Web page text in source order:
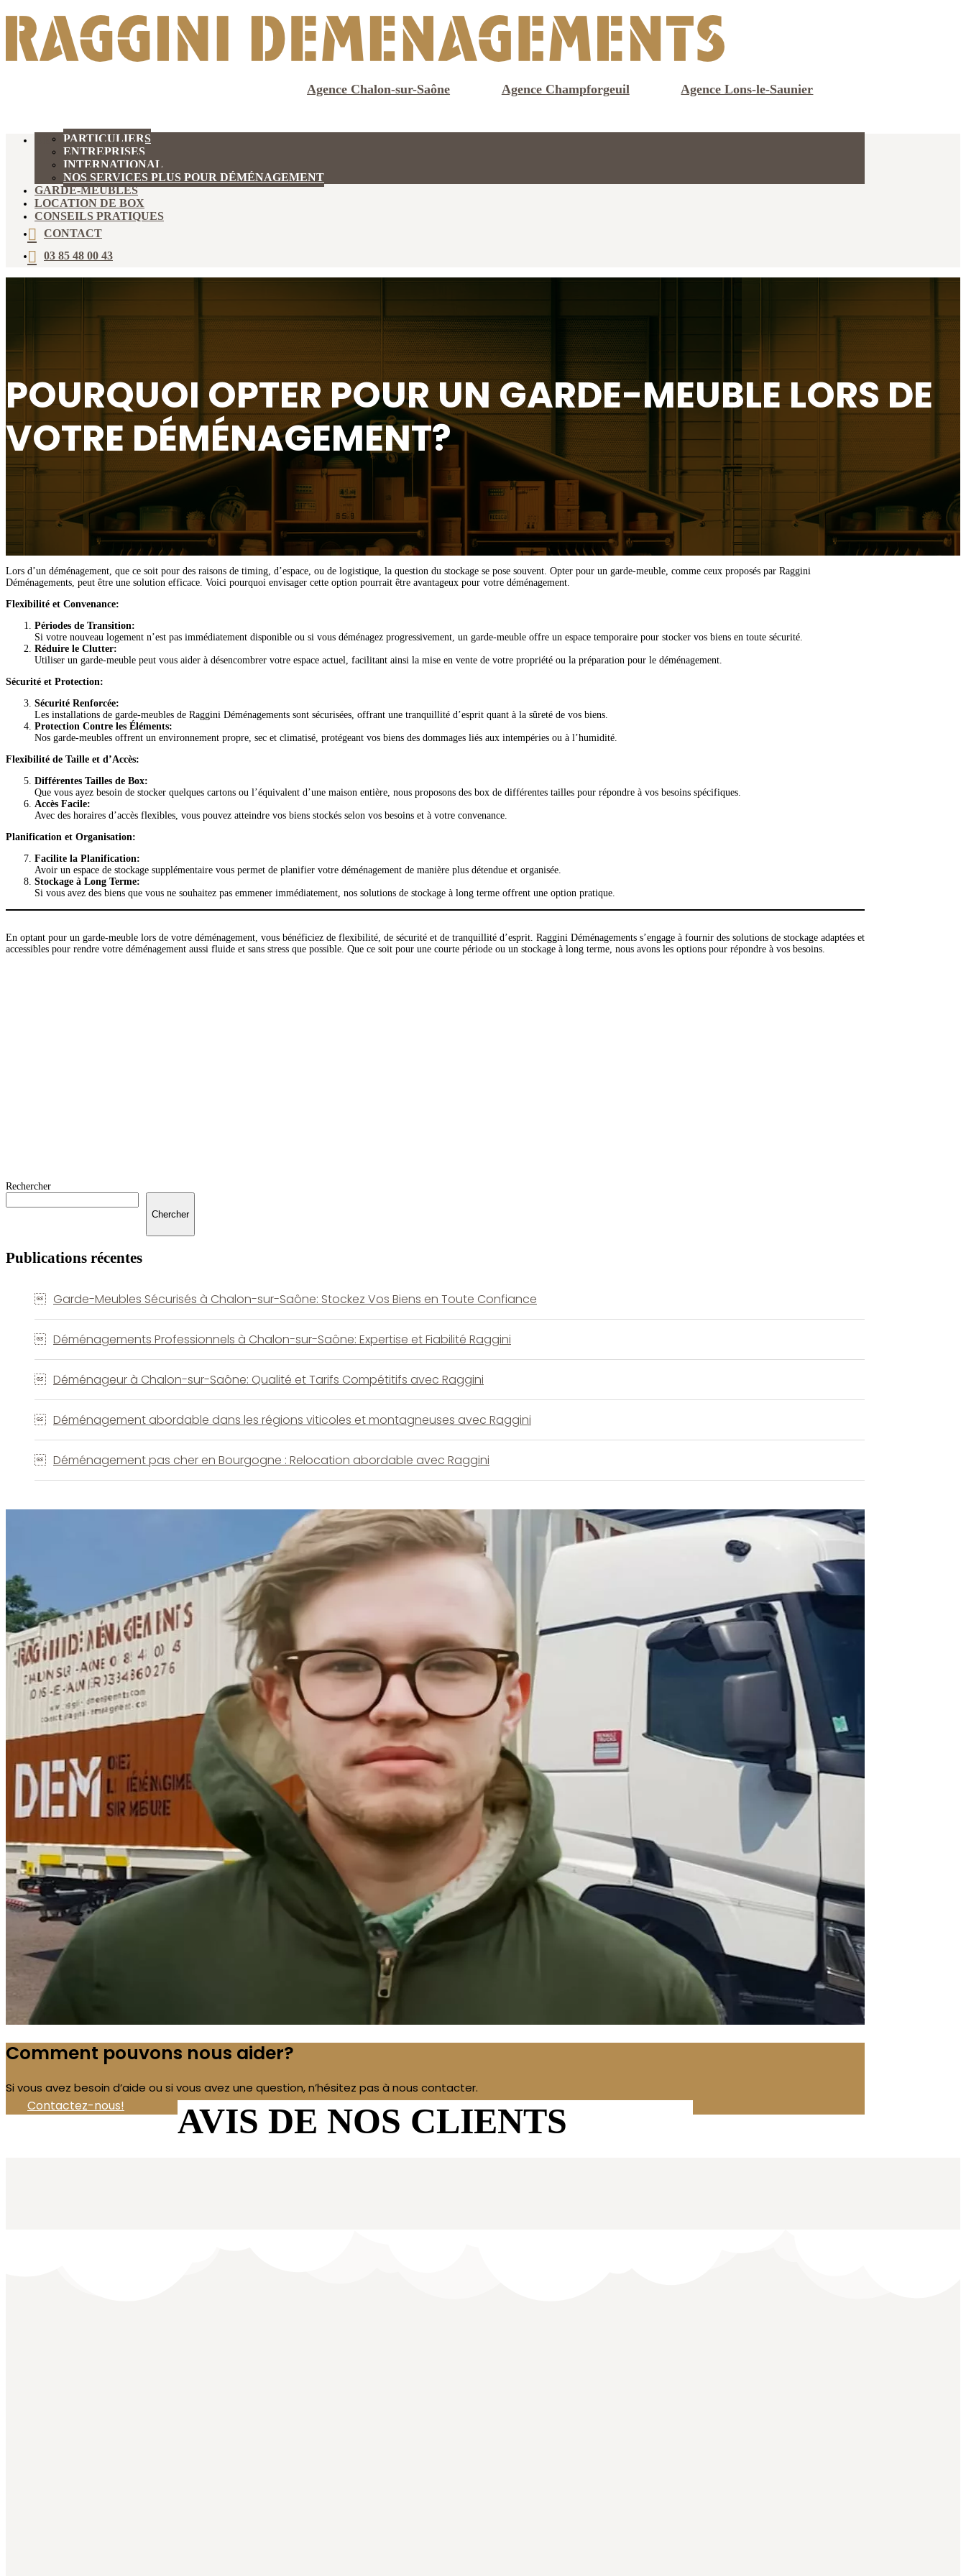
Agence Chalon-sur-Saône Agence Champforgeuil Agence Lons-le-Saunier
DÉMÉNAGEMENT
PARTICULIERS
ENTREPRISES
INTERNATIONAL
NOS SERVICES PLUS POUR DÉMÉNAGEMENT
GARDE-MEUBLES
LOCATION DE BOX
CONSEILS PRATIQUES
CONTACT
03 85 48 00 43
POURQUOI OPTER POUR UN GARDE-MEUBLE LORS DE
VOTRE DÉMÉNAGEMENT?
Lors d’un déménagement, que ce soit pour des raisons de timing, d’espace, ou de logistique, la question du stockage se pose souvent. Opter pour un garde-meuble, comme ceux proposés par Raggini
Déménagements, peut être une solution efficace. Voici pourquoi envisager cette option pourrait être avantageux pour votre déménagement.
Flexibilité et Convenance:
Périodes de Transition:
Si votre nouveau logement n’est pas immédiatement disponible ou si vous déménagez progressivement, un garde-meuble offre un espace temporaire pour stocker vos biens en toute sécurité.
Réduire le Clutter:
Utiliser un garde-meuble peut vous aider à désencombrer votre espace actuel, facilitant ainsi la mise en vente de votre propriété ou la préparation pour le déménagement.
Sécurité et Protection:
Sécurité Renforcée:
Les installations de garde-meubles de Raggini Déménagements sont sécurisées, offrant une tranquillité d’esprit quant à la sûreté de vos biens.
Protection Contre les Éléments:
Nos garde-meubles offrent un environnement propre, sec et climatisé, protégeant vos biens des dommages liés aux intempéries ou à l’humidité.
Flexibilité de Taille et d’Accès:
Différentes Tailles de Box:
Que vous ayez besoin de stocker quelques cartons ou l’équivalent d’une maison entière, nous proposons des box de différentes tailles pour répondre à vos besoins spécifiques.
Accès Facile:
Avec des horaires d’accès flexibles, vous pouvez atteindre vos biens stockés selon vos besoins et à votre convenance.
Planification et Organisation:
Facilite la Planification:
Avoir un espace de stockage supplémentaire vous permet de planifier votre déménagement de manière plus détendue et organisée.
Stockage à Long Terme:
Si vous avez des biens que vous ne souhaitez pas emmener immédiatement, nos solutions de stockage à long terme offrent une option pratique.
En optant pour un garde-meuble lors de votre déménagement, vous bénéficiez de flexibilité, de sécurité et de tranquillité d’esprit. Raggini Déménagements s’engage à fournir des solutions de stockage adaptées et
accessibles pour rendre votre déménagement aussi fluide et sans stress que possible. Que ce soit pour une courte période ou un stockage à long terme, nous avons les options pour répondre à vos besoins.
Rechercher
Chercher
Publications récentes
Garde-Meubles Sécurisés à Chalon-sur-Saône: Stockez Vos Biens en Toute Confiance
Déménagements Professionnels à Chalon-sur-Saône: Expertise et Fiabilité Raggini
Déménageur à Chalon-sur-Saône: Qualité et Tarifs Compétitifs avec Raggini
Déménagement abordable dans les régions viticoles et montagneuses avec Raggini
Déménagement pas cher en Bourgogne : Relocation abordable avec Raggini
Comment pouvons nous aider?
Si vous avez besoin d’aide ou si vous avez une question, n’hésitez pas à nous contacter.
Contactez-nous! AVIS DE NOS CLIENTS